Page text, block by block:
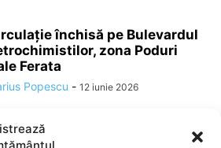
închisă pe Bulevardul
zona Poduri
Ferata
Popescu - 12 iunie 2026